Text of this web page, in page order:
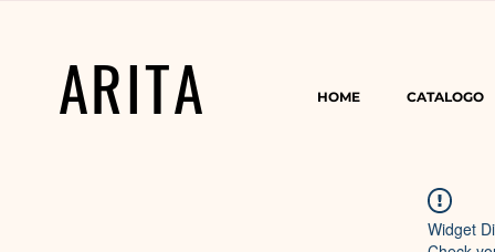
ARITA HOME CATALOGO
Widget